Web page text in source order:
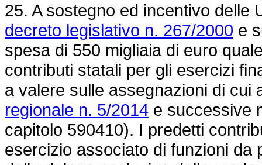
25. A sostegno ed incentivo delle
decreto legislativo n. 267/2000 e
spesa di 550 migliaia di euro
contributi statali per gli esercizi
a valere sulle assegnazioni di
regionale n. 5/2014 e successive
capitolo 590410). I predetti
esercizio associato di funzioni da